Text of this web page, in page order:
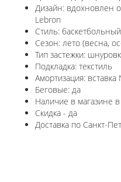
Дизайн: вдохновлен
Lebron
Стиль: баскетбольный
Сезон: лето (весна,
Тип застежки:
Подкладка: текстиль
Амортизация: вставка
Беговые: да
Наличие в магазине
Скидка - да
Доставка по Санкт-